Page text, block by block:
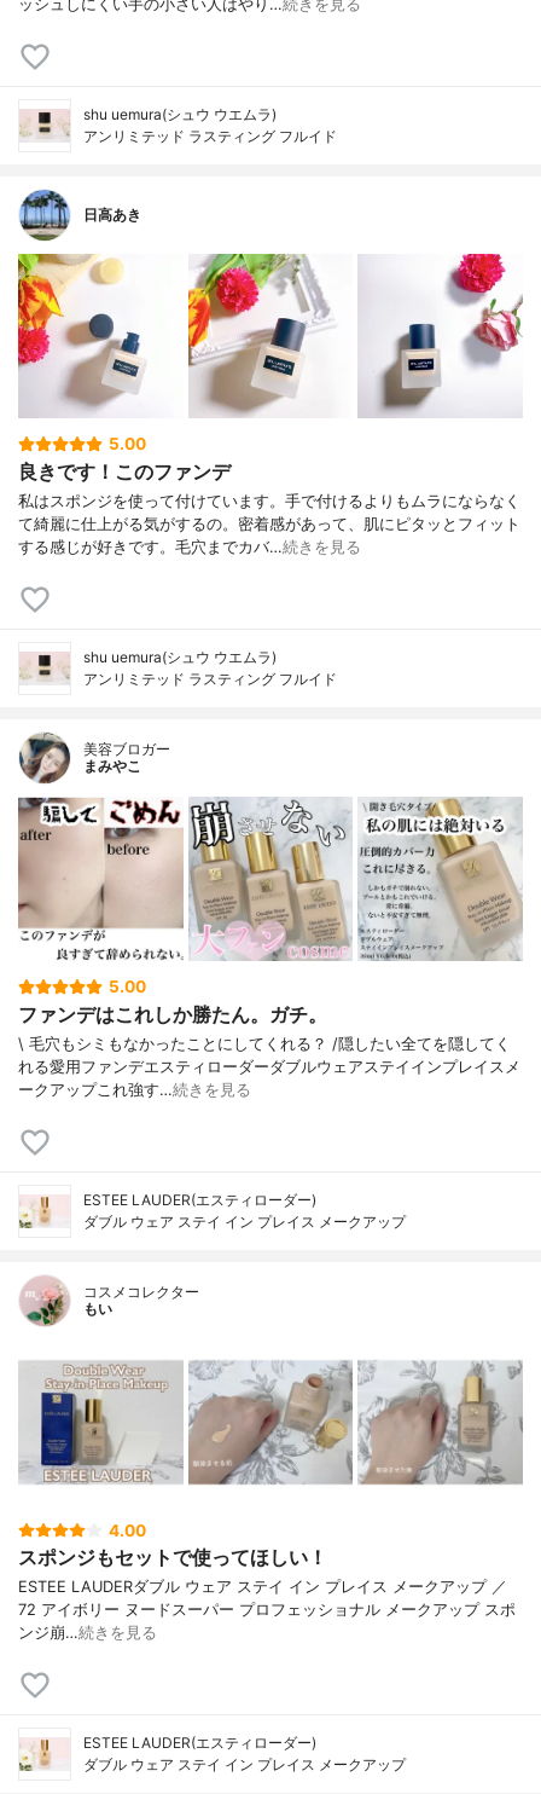
ッシュしにくい手の小さい人はやり…続きを見る
shu uemura(シュウ ウエムラ)
アンリミテッド ラスティング フルイド
日高あき
5.00
良きです！このファンデ
私はスポンジを使って付けています。手で付けるよりもムラにならなく
て綺麗に仕上がる気がするの。密着感があって、肌にピタッとフィット
する感じが好きです。毛穴までカバ…続きを見る
shu uemura(シュウ ウエムラ)
アンリミテッド ラスティング フルイド
美容ブロガー
まみやこ
5.00
ファンデはこれしか勝たん。ガチ。
\ 毛穴もシミもなかったことにしてくれる？ /⁡⁡隠したい全てを隠してく
れる愛用ファンデ⁡エスティローダーダブルウェアステイインプレイスメ
ークアップ⁡⁡これ強す…続きを見る
ESTEE LAUDER(エスティローダー)
ダブル ウェア ステイ イン プレイス メークアップ
コスメコレクター
もい
4.00
スポンジもセットで使ってほしい！
ESTEE LAUDERダブル ウェア ステイ イン プレイス メークアップ ／
72 アイボリー ヌードスーパー プロフェッショナル メークアップ スポ
ンジ崩…続きを見る
ESTEE LAUDER(エスティローダー)
ダブル ウェア ステイ イン プレイス メークアップ